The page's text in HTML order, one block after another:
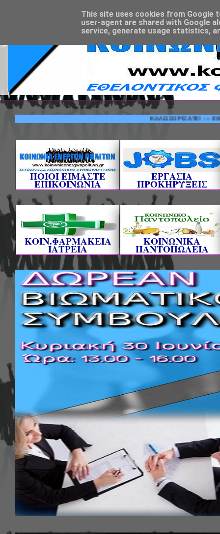
ΚΑΛΩΣΟΡΙΣΑΤΕ! ---
ΠΟΙΟΙ ΕΙΜΑΣΤΕ
ΕΠΙΚΟΙΝΩΝΙΑ
ΕΡΓΑΣΙΑ
ΠΡΟΚΗΡΥΞΕΙΣ
ΚΟΙΝ.ΦΑΡΜΑΚΕΙΑ
ΙΑΤΡΕΙΑ
ΚΟΙΝΩΝΙΚΑ
ΠΑΝΤΟΠΩΛΕΙΑ
This site uses cookies from Google
user-agent are shared with Google
service, generate usage statistics,